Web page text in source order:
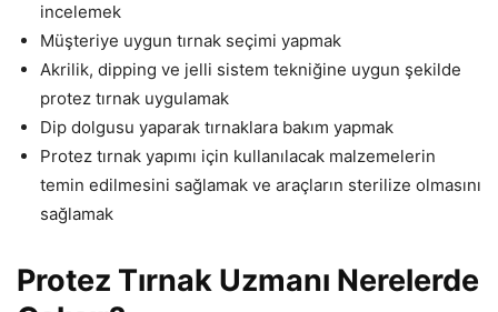
incelemek
Müşteriye uygun tırnak seçimi yapmak
Akrilik, dipping ve jelli sistem tekniğine uygun şekilde
protez tırnak uygulamak
Dip dolgusu yaparak tırnaklara bakım yapmak
Protez tırnak yapımı için kullanılacak malzemelerin
temin edilmesini sağlamak ve araçların sterilize olmasını
sağlamak
Protez Tırnak Uzmanı Nerelerde